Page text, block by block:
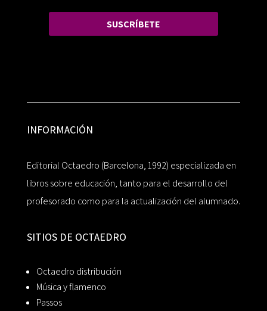
SUSCRÍBETE
INFORMACIÓN
Editorial Octaedro (Barcelona, 1992) especializada en
libros sobre educación, tanto para el desarrollo del
profesorado como para la actualización del alumnado.
SITIOS DE OCTAEDRO
Octaedro distribución
Música y flamenco
Passos